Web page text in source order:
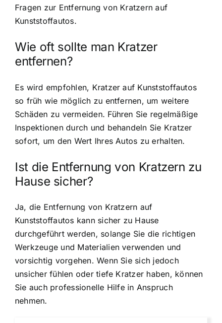
Fragen zur Entfernung von Kratzern auf
Kunststoffautos.
Wie oft sollte man Kratzer
entfernen?
Es wird empfohlen, Kratzer auf Kunststoffautos
so früh wie möglich zu entfernen, um weitere
Schäden zu vermeiden. Führen Sie regelmäßige
Inspektionen durch und behandeln Sie Kratzer
sofort, um den Wert Ihres Autos zu erhalten.
Ist die Entfernung von Kratzern zu
Hause sicher?
Ja, die Entfernung von Kratzern auf
Kunststoffautos kann sicher zu Hause
durchgeführt werden, solange Sie die richtigen
Werkzeuge und Materialien verwenden und
vorsichtig vorgehen. Wenn Sie sich jedoch
unsicher fühlen oder tiefe Kratzer haben, können
Sie auch professionelle Hilfe in Anspruch
nehmen.